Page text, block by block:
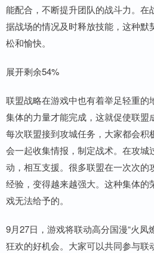
能配合，不断提升团队的战斗力。在
据战场的情况及时释放技能，这种默
松和愉快。
展开剩余54%
联盟战略在游戏中也有着举足轻重的
集体的力量才能完成，这就促使联盟
每次联盟接到攻城任务，大家都会积
会一起收集情报，制定战术。在攻城
动，相互支援。很多联盟在一次次的
经验，变得越来越强大。这种集体的
戏无法给予的。
9月27日，游戏将联动高分国漫“火凤
狂欢的好机会。大家可以共同参与联